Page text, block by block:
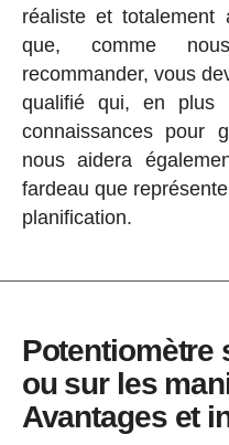
réaliste et
que, comme
recommander, vous
qualifié qui, en plus
connaissances pour
nous aidera
fardeau que
planification.
Potentiomètre
ou sur les
Avantages et